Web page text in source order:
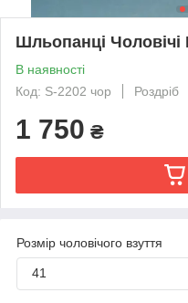
Шльопанці Чоловічі
В наявності
Код: S-2202 чор
Роздріб
1 750 ₴
Розмір чоловічого взуття
41